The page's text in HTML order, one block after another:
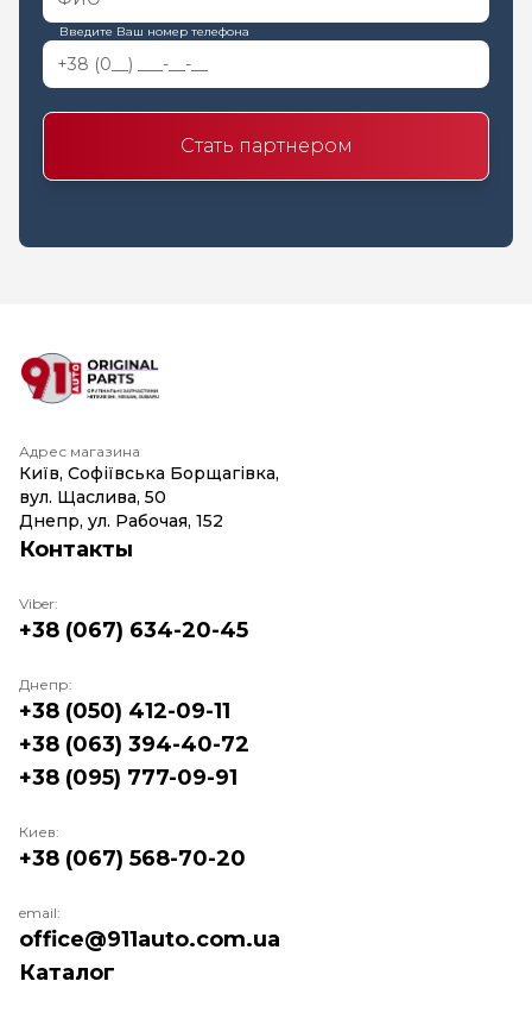
Введите Ваш номер телефона
Стать партнером
Адрес магазина
Київ, Софіївська Борщагівка,
вул. Щаслива, 50
Днепр, ул. Рабочая, 152
Каталог
Контакты
Viber:
+38 (067) 634-20-45
Днепр:
+38 (050) 412-09-11
+38 (063) 394-40-72
+38 (095) 777-09-91
Киев:
+38 (067) 568-70-20
email:
office@911auto.com.ua